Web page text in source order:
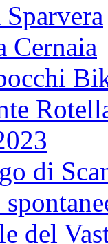
Cernaia
di
del